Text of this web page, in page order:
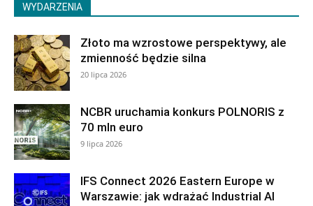
WYDARZENIA
Złoto ma wzrostowe perspektywy, ale
zmienność będzie silna
20 lipca 2026
NCBR uruchamia konkurs POLNORIS z
70 mln euro
9 lipca 2026
IFS Connect 2026 Eastern Europe w
Warszawie: jak wdrażać Industrial AI